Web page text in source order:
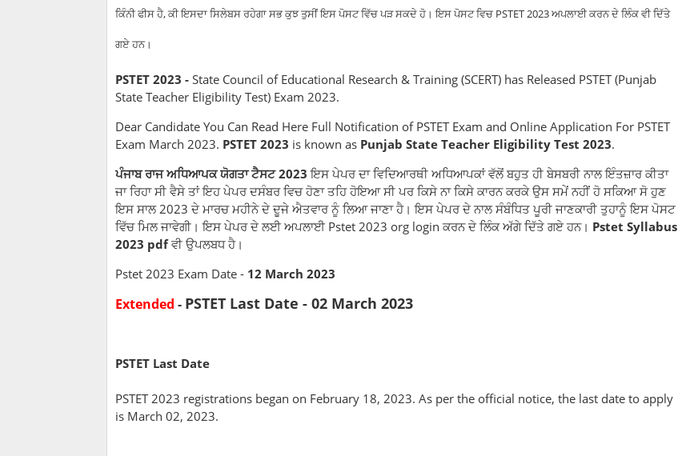
ਕਿੰਨੀ ਫੀਸ ਹੈ, ਕੀ ਇਸਦਾ ਸਿਲੇਬਸ ਰਹੇਗਾ ਸਭ ਕੁਝ ਤੁਸੀਂ ਇਸ ਪੋਸਟ ਵਿੱਚ ਪੜ ਸਕਦੇ ਹੋ। ਇਸ ਪੋਸਟ ਵਿਚ PSTET 2023 ਅਪਲਾਈ ਕਰਨ ਦੇ ਲਿੰਕ ਵੀ ਦਿੱਤੇ
ਗਏ ਹਨ।
PSTET 2023 - State Council of Educational Research & Training (SCERT) has Released PSTET (Punjab
State Teacher Eligibility Test) Exam 2023.
Dear Candidate You Can Read Here Full Notification of PSTET Exam and Online Application For PSTET
Exam March 2023. PSTET 2023 is known as Punjab State Teacher Eligibility Test 2023.
ਪੰਜਾਬ ਰਾਜ ਅਧਿਆਪਕ ਯੋਗਤਾ ਟੈਸਟ 2023 ਇਸ ਪੇਪਰ ਦਾ ਵਿਦਿਆਰਥੀ ਅਧਿਆਪਕਾਂ ਵੱਲੋਂ ਬਹੁਤ ਹੀ ਬੇਸਬਰੀ ਨਾਲ ਇੰਤਜ਼ਾਰ ਕੀਤਾ
ਜਾ ਰਿਹਾ ਸੀ ਵੈਸੇ ਤਾਂ ਇਹ ਪੇਪਰ ਦਸੰਬਰ ਵਿਚ ਹੋਣਾ ਤਹਿ ਹੋਇਆ ਸੀ ਪਰ ਕਿਸੇ ਨਾ ਕਿਸੇ ਕਾਰਨ ਕਰਕੇ ਉਸ ਸਮੇਂ ਨਹੀਂ ਹੋ ਸਕਿਆ ਸੋ ਹੁਣ
ਇਸ ਸਾਲ 2023 ਦੇ ਮਾਰਚ ਮਹੀਨੇ ਦੇ ਦੂਜੇ ਐਤਵਾਰ ਨੂੰ ਲਿਆ ਜਾਣਾ ਹੈ। ਇਸ ਪੇਪਰ ਦੇ ਨਾਲ ਸੰਬੰਧਿਤ ਪੂਰੀ ਜਾਣਕਾਰੀ ਤੁਹਾਨੂੰ ਇਸ ਪੋਸਟ
ਵਿੱਚ ਮਿਲ ਜਾਵੇਗੀ। ਇਸ ਪੇਪਰ ਦੇ ਲਈ ਅਪਲਾਈ Pstet 2023 org login ਕਰਨ ਦੇ ਲਿੰਕ ਅੱਗੇ ਦਿੱਤੇ ਗਏ ਹਨ। Pstet Syllabus
2023 pdfਵੀ ਉਪਲਬਧ ਹੈ।
Pstet 2023 Exam Date - 12 March 2023
Extended - PSTET Last Date - 02 March 2023
PSTET Last Date
PSTET 2023 registrations began on February 18, 2023. As per the official notice, the last date to apply
is March 02, 2023.